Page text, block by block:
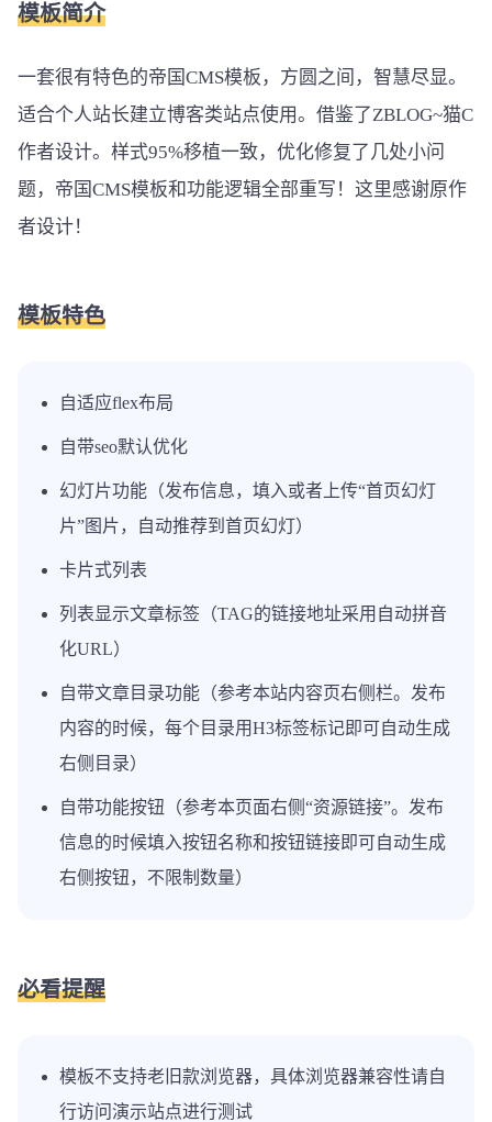
模板简介
一套很有特色的帝国CMS模板，方圆之间，智慧尽显。
适合个人站长建立博客类站点使用。借鉴了ZBLOG~猫C
作者设计。样式95%移植一致，优化修复了几处小问
题，帝国CMS模板和功能逻辑全部重写！这里感谢原作
者设计！
模板特色
自适应flex布局
自带seo默认优化
幻灯片功能（发布信息，填入或者上传“首页幻灯
片”图片，自动推荐到首页幻灯）
卡片式列表
列表显示文章标签（TAG的链接地址采用自动拼音
化URL）
自带文章目录功能（参考本站内容页右侧栏。发布
内容的时候，每个目录用H3标签标记即可自动生成
右侧目录）
自带功能按钮（参考本页面右侧“资源链接”。发布
信息的时候填入按钮名称和按钮链接即可自动生成
右侧按钮，不限制数量）
必看提醒
模板不支持老旧款浏览器，具体浏览器兼容性请自
行访问演示站点进行测试